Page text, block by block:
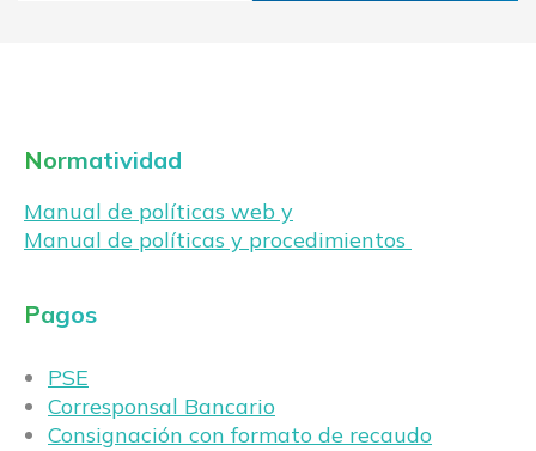
Normatividad
Manual de políticas web y
Manual de políticas y procedimientos
Pagos
PSE
Corresponsal Bancario
Consignación con formato de recaudo